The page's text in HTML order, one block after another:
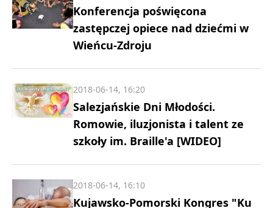
Konferencja poświęcona
zastępczej opiece nad dziećmi w
Wieńcu-Zdroju
Salezjańskie Dni Młodości.
Romowie, iluzjonista i talent ze
szkoły im. Braille'a [WIDEO]
2018-06-14, 16:20
Kujawsko-Pomorski Kongres "Ku
2018-06-14, 16:10